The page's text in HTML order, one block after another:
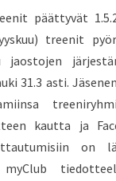
päättyvät
treenit
jaostojen
31.3 asti.
kautta ja
on